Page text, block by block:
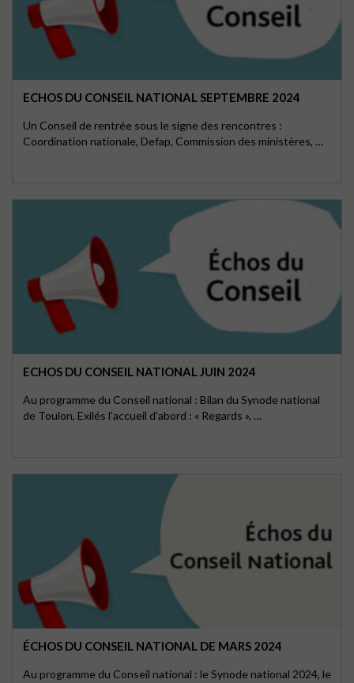
ECHOS DU CONSEIL NATIONAL SEPTEMBRE 2024
Un Conseil de rentrée sous le signe des rencontres :
Coordination nationale, Defap, Commission des ministères, …
ECHOS DU CONSEIL NATIONAL JUIN 2024
Au programme du Conseil national : Bilan du Synode national
de Toulon, Exilés l’accueil d’abord : « Regards », …
ÉCHOS DU CONSEIL NATIONAL DE MARS 2024
Au programme du Conseil national : le Synode national 2024, le